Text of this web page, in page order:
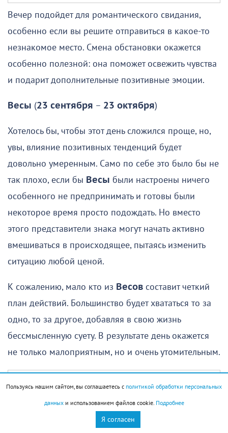
Вечер подойдет для романтического свидания,
особенно если вы решите отправиться в какое-то
незнакомое место. Смена обстановки окажется
особенно полезной: она поможет освежить чувства
и подарит дополнительные позитивные эмоции.
Весы (23 сентября – 23 октября)
Хотелось бы, чтобы этот день сложился проще, но,
увы, влияние позитивных тенденций будет
довольно умеренным. Само по себе это было бы не
так плохо, если бы Весы были настроены ничего
особенного не предпринимать и готовы были
некоторое время просто подождать. Но вместо
этого представители знака могут начать активно
вмешиваться в происходящее, пытаясь изменить
ситуацию любой ценой.
К сожалению, мало кто из Весов составит четкий
план действий. Большинство будет хвататься то за
одно, то за другое, добавляя в свою жизнь
бессмысленную суету. В результате день окажется
не только малоприятным, но и очень утомительным.
Но есть и хорошие моменты. Во-первых, если вы
все-таки решите, что лучше подождать и не
Пользуясь нашим сайтом, вы соглашаетесь с политикой обработки персональных
данныхи использованием файлов cookie. Подробнее
Я согласен